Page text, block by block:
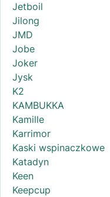
Jetboil
Jilong
JMD
Jobe
Joker
Jysk
K2
KAMBUKKA
Kamille
Karrimor
Kaski wspinaczkowe
Katadyn
Keen
Keepcup